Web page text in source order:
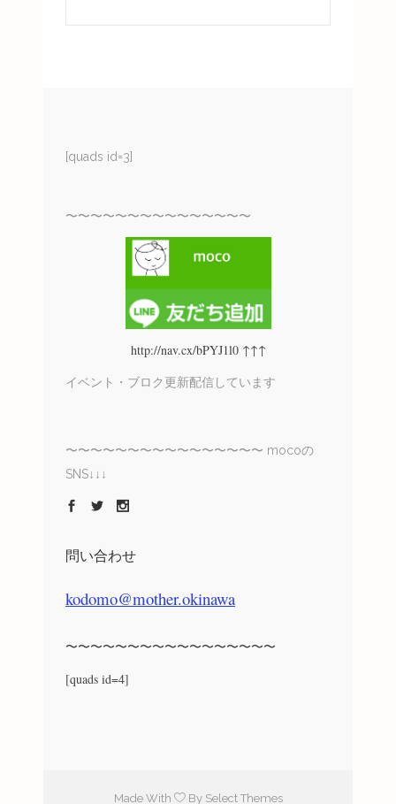
[quads id=3]
〜〜〜〜〜〜〜〜〜〜〜〜〜〜〜
http://nav.cx/bPYJ1l0 ↑↑↑
イベント・ブロク更新配信しています
〜〜〜〜〜〜〜〜〜〜〜〜〜〜〜〜 mocoの
SNS↓↓↓
問い合わせ
kodomo@mother.okinawa
〜〜〜〜〜〜〜〜〜〜〜〜〜〜〜〜〜
[quads id=4]
Made With By Select Themes